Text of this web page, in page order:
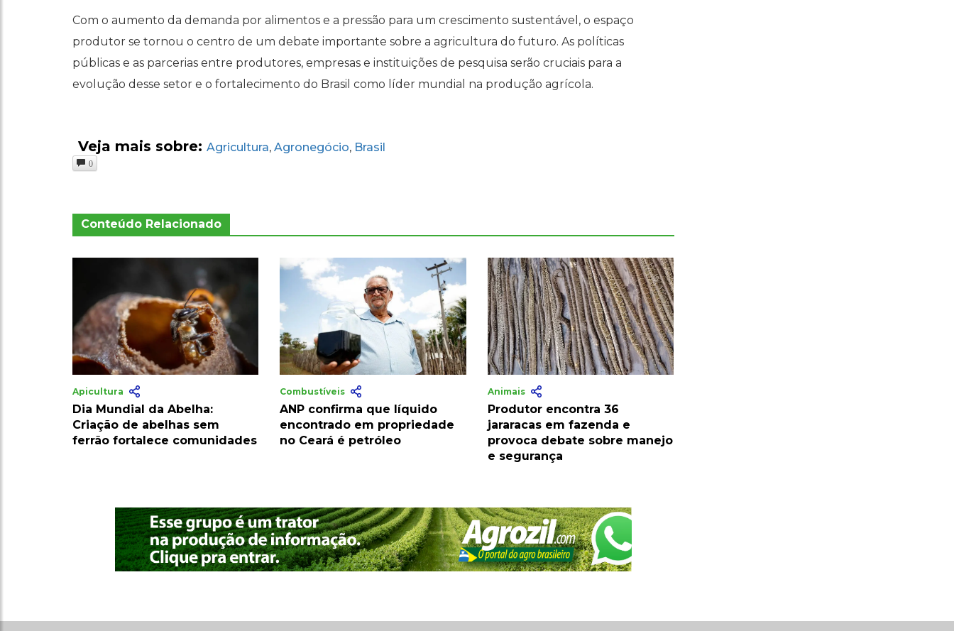
Com o aumento da demanda por alimentos e a pressão para um crescimento sustentável, o espaço
produtor se tornou o centro de um debate importante sobre a agricultura do futuro. As políticas
públicas e as parcerias entre produtores, empresas e instituições de pesquisa serão cruciais para a
evolução desse setor e o fortalecimento do Brasil como líder mundial na produção agrícola.
Veja mais sobre: Agricultura, Agronegócio, Brasil
0
Conteúdo Relacionado
Apicultura
Dia Mundial da Abelha:
Criação de abelhas sem
ferrão fortalece comunidades
Combustíveis
ANP confirma que líquido
encontrado em propriedade
no Ceará é petróleo
Animais
Produtor encontra 36
jararacas em fazenda e
provoca debate sobre manejo
e segurança